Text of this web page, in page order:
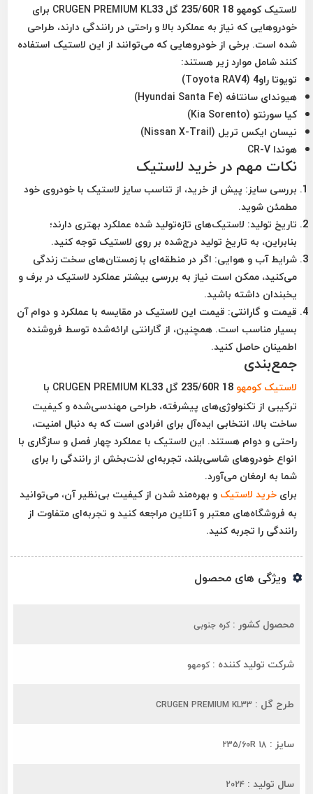
لاستیک کومهو 235/60R 18 گل CRUGEN PREMIUM KL33 برای
خودروهایی که نیاز به عملکرد بالا و راحتی در رانندگی دارند، طراحی
شده است. برخی از خودروهایی که می‌توانند از این لاستیک استفاده
کنند شامل موارد زیر هستند:
تویوتا راو4 (Toyota RAV4)
هیوندای سانتافه (Hyundai Santa Fe)
کیا سورنتو (Kia Sorento)
نیسان ایکس تریل (Nissan X-Trail)
هوندا CR-V
نکات مهم در خرید لاستیک
بررسی سایز: پیش از خرید، از تناسب سایز لاستیک با خودروی خود
مطمئن شوید.
تاریخ تولید: لاستیک‌های تازه‌تولید شده عملکرد بهتری دارند؛
بنابراین، به تاریخ تولید درج‌شده بر روی لاستیک توجه کنید.
شرایط آب و هوایی: اگر در منطقه‌ای با زمستان‌های سخت زندگی
می‌کنید، ممکن است نیاز به بررسی بیشتر عملکرد لاستیک در برف و
یخبندان داشته باشید.
قیمت و گارانتی: قیمت این لاستیک در مقایسه با عملکرد و دوام آن
بسیار مناسب است. همچنین، از گارانتی ارائه‌شده توسط فروشنده
اطمینان حاصل کنید.
جمع‌بندی
لاستیک کومهو
235/60R 18 گل CRUGEN PREMIUM KL33 با
ترکیبی از تکنولوژی‌های پیشرفته، طراحی مهندسی‌شده و کیفیت
ساخت بالا، انتخابی ایده‌آل برای افرادی است که به دنبال امنیت،
راحتی و دوام هستند. این لاستیک با عملکرد چهار فصل و سازگاری با
انواع خودروهای شاسی‌بلند، تجربه‌ای لذت‌بخش از رانندگی را برای
شما به ارمغان می‌آورد.
برایخرید لاستیک و بهره‌مند شدن از کیفیت بی‌نظیر آن، می‌توانید
به فروشگاه‌های معتبر و آنلاین مراجعه کنید و تجربه‌ای متفاوت از
رانندگی را تجربه کنید.
ویژگی های محصول
محصول کشور : کره جنوبی
شرکت تولید کننده : کومهو
طرح گل : CRUGEN PREMIUM KL33
سایز : 235/60R 18
سال تولید : 2024